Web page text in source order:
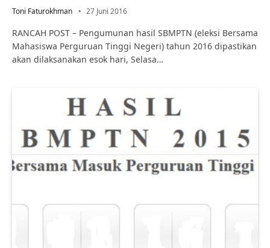
Toni Faturokhman 27 Juni 2016
RANCAH POST – Pengumunan hasil SBMPTN (eleksi Bersama
Mahasiswa Perguruan Tinggi Negeri) tahun 2016 dipastikan
akan dilaksanakan esok hari, Selasa…